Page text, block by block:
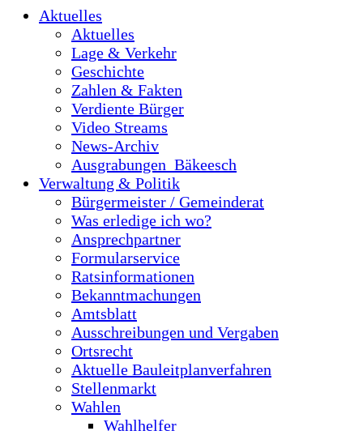
Aktuelles
Aktuelles
Lage & Verkehr
Geschichte
Zahlen & Fakten
Verdiente Bürger
Video Streams
News-Archiv
Ausgrabungen_Bäkeesch
Verwaltung & Politik
Bürgermeister / Gemeinderat
Was erledige ich wo?
Ansprechpartner
Formularservice
Ratsinformationen
Bekanntmachungen
Amtsblatt
Ausschreibungen und Vergaben
Ortsrecht
Aktuelle Bauleitplanverfahren
Stellenmarkt
Wahlen
Wahlhelfer